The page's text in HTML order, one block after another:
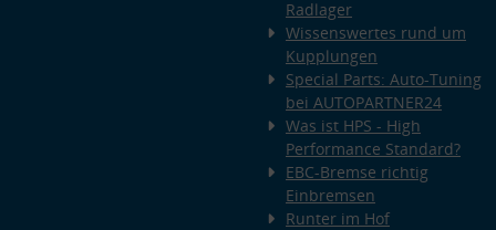
Radlager
Wissenswertes rund um
Kupplungen
Special Parts: Auto-Tuning
bei AUTOPARTNER24
Was ist HPS - High
Performance Standard?
EBC-Bremse richtig
Einbremsen
Runter im Hof